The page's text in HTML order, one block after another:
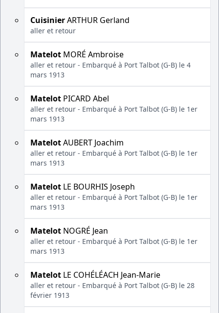
CuisinierARTHUR Gerland
aller et retour
Matelot MORÉ Ambroise
aller et retour - Embarqué à Port Talbot (G-B) le 4
mars 1913
Matelot PICARD Abel
aller et retour - Embarqué à Port Talbot (G-B) le 1er
mars 1913
MatelotAUBERT Joachim
aller et retour - Embarqué à Port Talbot (G-B) le 1er
mars 1913
Matelot LE BOURHIS Joseph
aller et retour - Embarqué à Port Talbot (G-B) le 1er
mars 1913
Matelot NOGRÉ Jean
aller et retour - Embarqué à Port Talbot (G-B) le 1er
mars 1913
Matelot LE COHÉLÉACH Jean-Marie
aller et retour - Embarqué à Port Talbot (G-B) le 28
février 1913